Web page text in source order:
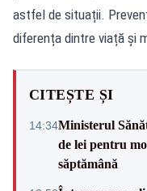
astfel de situații.
diferența dintre viață și
CITEȘTE ȘI
14:34Ministerul
de lei pentru
săptămână